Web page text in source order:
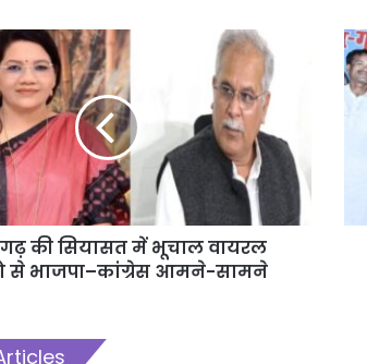
की सियासत में भूचाल वायरल
से भाजपा–कांग्रेस आमने-सामने